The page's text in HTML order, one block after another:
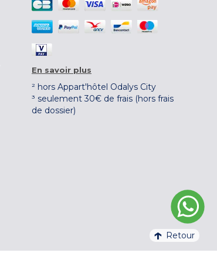
En savoir plus
² hors Appart'hôtel Odalys City
³ seulement 30€ de frais (hors frais
de dossier)
Retour